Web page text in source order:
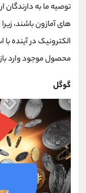
توصیه ما به
های آمازون باشند،
الکترونیک در آینده
محصول موجود وارد
گوگل